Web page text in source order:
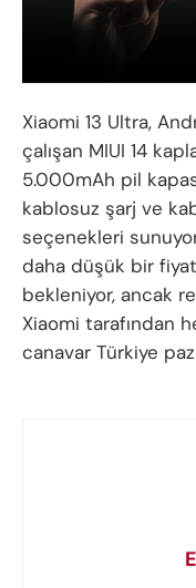
Xiaomi 13 Ultra,
çalışan MIUI 14
5.000mAh pil
kablosuz şarj ve
seçenekleri
daha düşük bir
bekleniyor, ancak
Xiaomi tarafından
canavar Türkiye